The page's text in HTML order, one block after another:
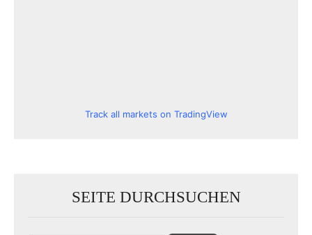
Track all markets on TradingView
SEITE DURCHSUCHEN